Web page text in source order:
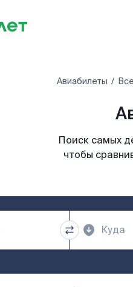
Авиабилеты
Поиск самых
чтобы